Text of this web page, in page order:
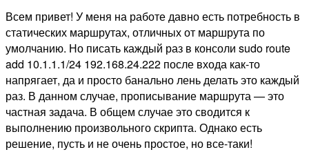
Всем привет! У меня на работе давно есть потребность в
статических маршрутах, отличных от маршрута по
умолчанию. Но писать каждый раз в консоли sudo route
add 10.1.1.1/24 192.168.24.222 после входа как-то
напрягает, да и просто банально лень делать это каждый
раз. В данном случае, прописывание маршрута — это
частная задача. В общем случае это сводится к
выполнению произвольного скрипта. Однако есть
решение, пусть и не очень простое, но все-таки!